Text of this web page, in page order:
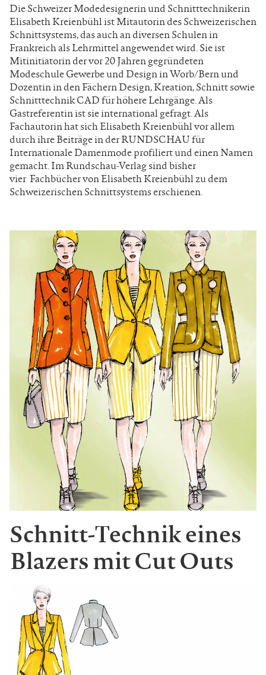
Die Schweizer Modedesignerin und Schnitttechnikerin
Elisabeth Kreienbühl ist Mitautorin des Schweizerischen
Schnittsystems, das auch an diversen Schulen in
Frankreich als Lehrmittel angewendet wird. Sie ist
Mitinitiatorin der vor 20 Jahren gegründeten
Modeschule Gewerbe und Design in Worb/Bern und
Dozentin in den Fächern Design, Kreation, Schnitt sowie
Schnitttechnik CAD für höhere Lehrgänge. Als
Gastreferentin ist sie international gefragt. Als
Fachautorin hat sich Elisabeth Kreienbühl vor allem
durch ihre Beiträge in der RUNDSCHAU für
Internationale Damenmode profiliert und einen Namen
gemacht. Im Rundschau-Verlag sind bisher
vier Fachbücher von Elisabeth Kreienbühl zu dem
Schweizerischen Schnittsystems erschienen.
Schnitt-Technik eines
Blazers mit Cut Outs